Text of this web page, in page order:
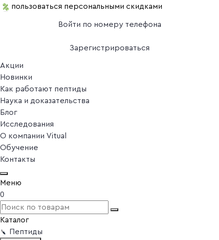
пользоваться персональными скидками
Войти по номеру телефона
Зарегистрироваться
Акции
Новинки
Как работают пептиды
Наука и доказательства
Блог
Исследования
О компании Vitual
Обучение
Контакты
Меню
0
Каталог
Пептиды